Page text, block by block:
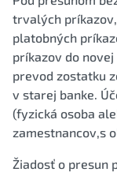
trvalých
platobných
príkazov do
prevod zostatku
v starej banke.
(fyzická osoba
zamestnancov,s
Žiadosť o presun